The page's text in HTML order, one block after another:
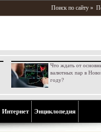
Поиск по сайту »
Что ждать от
валютных пар в
году?
Интернет Энциклопедия